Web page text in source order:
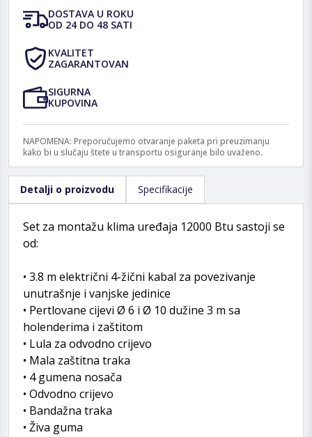
DOSTAVA U ROKU
OD 24 DO 48 SATI
KVALITET
ZAGARANTOVAN
SIGURNA
KUPOVINA
NAPOMENA: Preporučujemo otvaranje paketa pri preuzimanju
kako bi u slučaju štete u transportu osiguranje bilo uvaženo.
Detalji o proizvodu Specifikacije
Set za montažu klima uređaja 12000 Btu sastoji se
od:
• 3.8 m električni 4-žični kabal za povezivanje
unutrašnje i vanjske jedinice
• Pertlovane cijevi Ø 6 i Ø 10 dužine 3 m sa
holenderima i zaštitom
• Lula za odvodno crijevo
• Mala zaštitna traka
• 4 gumena nosača
• Odvodno crijevo
• Bandažna traka
• Živa guma